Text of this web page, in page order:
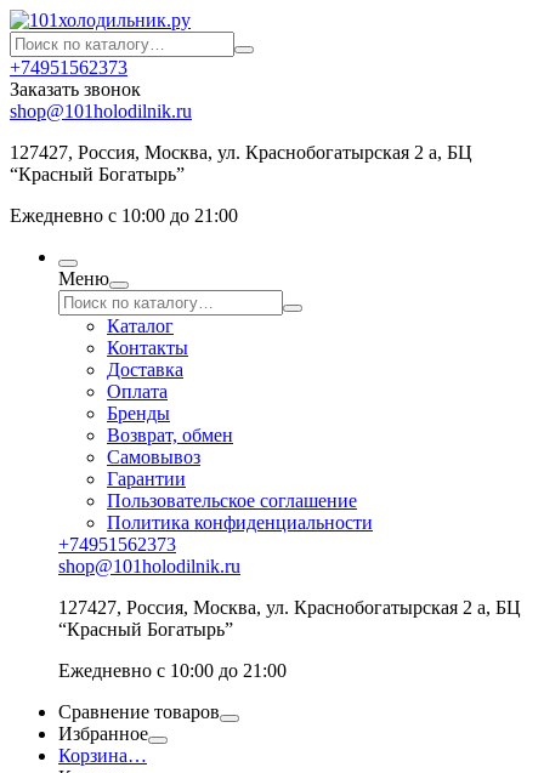
+74951562373
Заказать звонок
shop@101holodilnik.ru
127427, Россия, Москва, ул. Краснобогатырская 2 а, БЦ
“Красный Богатырь”
Ежедневно с 10:00 до 21:00
Меню
Каталог
Контакты
Доставка
Оплата
Бренды
Возврат, обмен
Самовывоз
Гарантии
Пользовательское соглашение
Политика конфиденциальности
+74951562373
shop@101holodilnik.ru
127427, Россия, Москва, ул. Краснобогатырская 2 а, БЦ
“Красный Богатырь”
Ежедневно с 10:00 до 21:00
Сравнение товаров
Избранное
Корзина…